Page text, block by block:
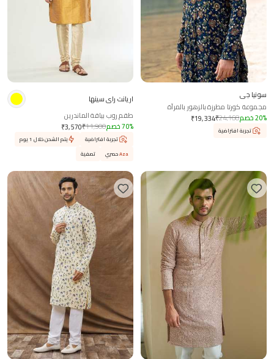
سونيا جي
مجموعة كورتا مطرزة بالزهور بالمرآة
₹19,334₹24,168 20% خصم
تجربة افتراضية
اريانت راي سينها
طقم روب بياقة الماندرين
₹3,570₹11,900 70% خصم
تجربة افتراضية
يتم الشحن خلال 1 يوم
Azaحصري تصفية